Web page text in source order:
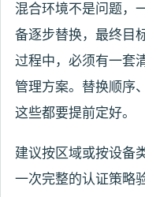
混合环境不是问题，
备逐步替换，最终目
过程中，必须有一套
管理方案。替换顺序
这些都要提前定好。
建议按区域或按设备
一次完整的认证策略